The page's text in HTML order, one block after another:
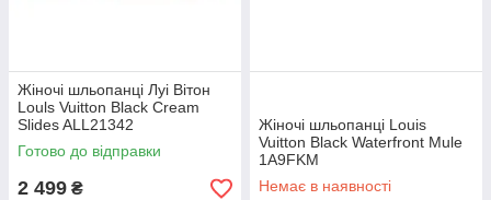
Жіночі шльопанці Луі Вітон
Louls Vuitton Black Cream
Slides ALL21342
Готово до відправки
2 499 ₴
Жіночі шльопанці Louis
Vuitton Black Waterfront Mule
1A9FKM
Немає в наявності